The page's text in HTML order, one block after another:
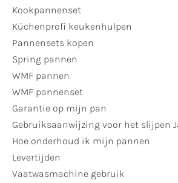
Kookpannenset
Küchenprofi keukenhulpen
Pannensets kopen
Spring pannen
WMF pannen
WMF pannenset
Garantie op mijn pan
Gebruiksaanwijzing voor het slijpen
Hoe onderhoud ik mijn pannen
Levertijden
Vaatwasmachine gebruik